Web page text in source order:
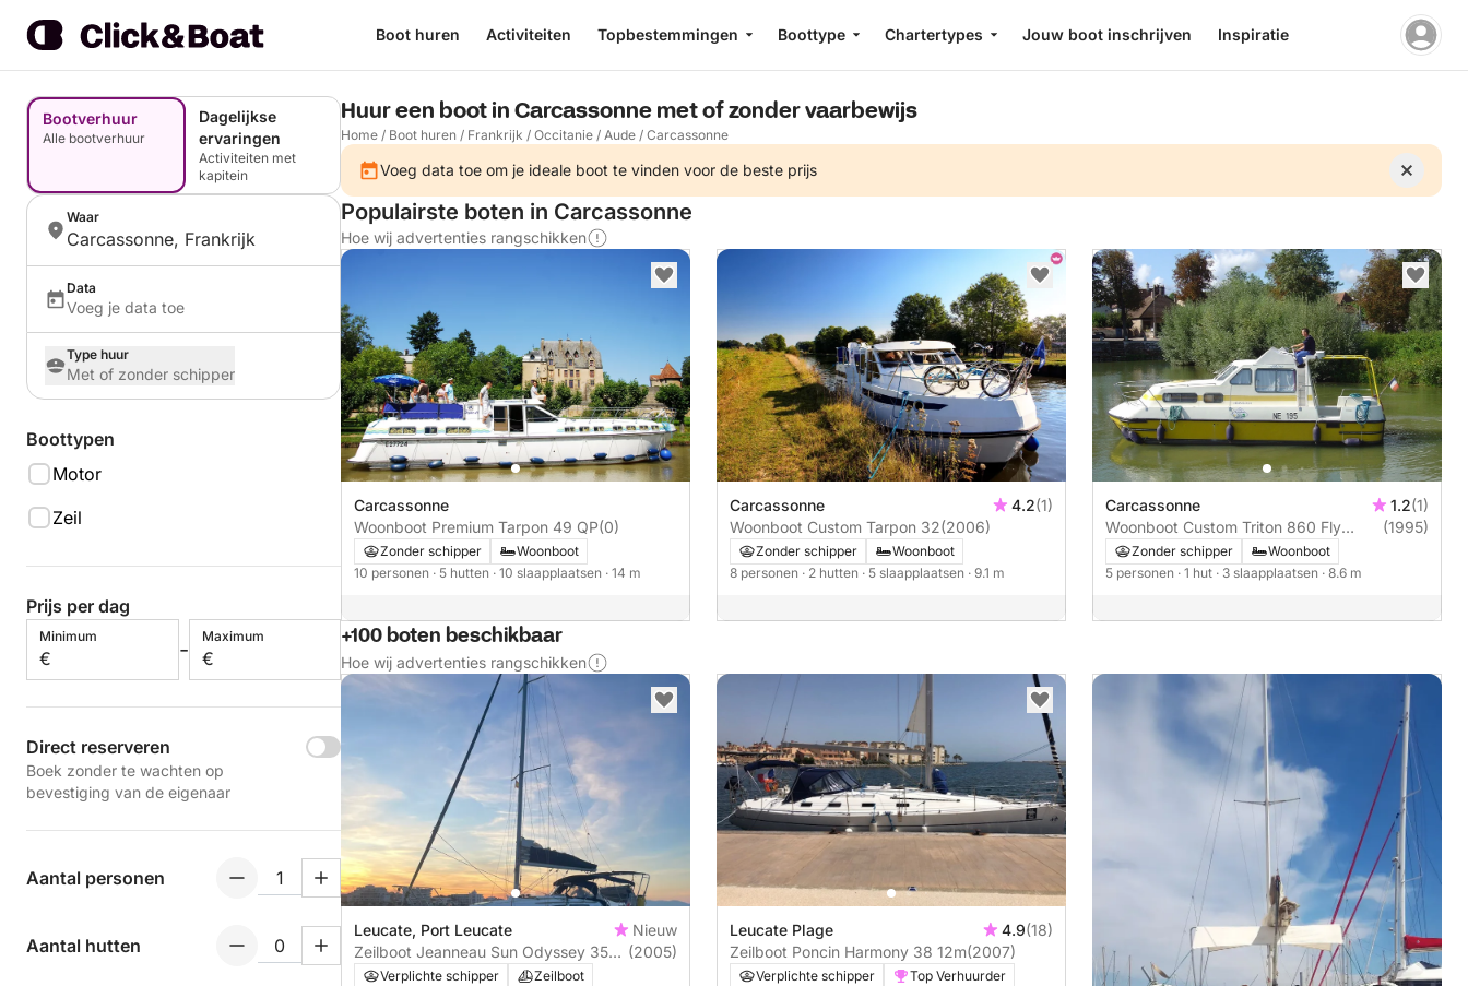
Boot huren Activiteiten Topbestemmingen Boottype Chartertypes Jouw boot inschrijven Inspiratie
Bootverhuur
Alle bootverhuur
Dagelijkse
ervaringen
Activiteiten met
kapitein
Waar
Carcassonne, Frankrijk
Data
Voeg je data toe
Type huur
Met of zonder schipper
Boottypen
Motor
Zeil
Prijs per dag
Minimum
€ -
Maximum
€
Direct reserveren
Boek zonder te wachten op
bevestiging van de eigenaar
Aantal personen
Aantal hutten
Huur een boot in Carcassonne met of zonder vaarbewijs
Home / Boot huren / Frankrijk / Occitanie / Aude / Carcassonne
Voeg data toe om je ideale boot te vinden voor de beste prijs
Populairste boten in Carcassonne
Hoe wij advertenties rangschikken
Carcassonne
Woonboot Premium Tarpon 49 QP(0)
Zonder schipper
Woonboot
10 personen · 5 hutten · 10 slaapplaatsen · 14 m
Carcassonne 4.2(1)
Woonboot Custom Tarpon 32(2006)
Zonder schipper
Woonboot
8 personen · 2 hutten · 5 slaapplaatsen · 9.1 m
Carcassonne 1.2(1)
Woonboot Custom Triton 860 Fly
(Carcassonne) 28cv 28pk
(1995)
Zonder schipper
Woonboot
5 personen · 1 hut · 3 slaapplaatsen · 8.6 m
+100 boten beschikbaar
Hoe wij advertenties rangschikken
Leucate, Port Leucate
Nieuw
Zeilboot Jeanneau Sun Odyssey 35
11m
(2005)
Verplichte schipper
Zeilboot
Leucate Plage 4.9(18)
Zeilboot Poncin Harmony 38 12m(2007)
Verplichte schipper
Top Verhuurder